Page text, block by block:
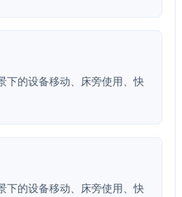
下的设备移动、床旁使用、快
下的设备移动、床旁使用、快